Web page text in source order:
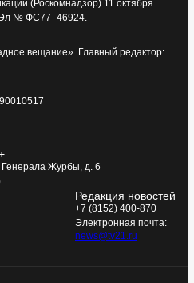
(Роскомнадзор) 11 октября
Эл № ФС77–46924.
вещание». Главный редактор:
Генерала Журбы, д. 6
Редакция новостей
+7 (8152) 400-870
Электронная почта:
news@tv21.ru